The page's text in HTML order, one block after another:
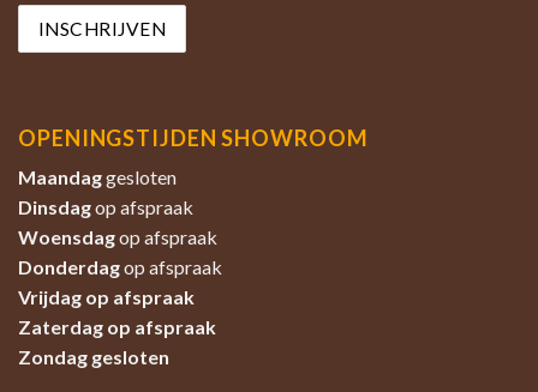
OPENINGSTIJDEN SHOWROOM
Maandaggesloten
Dinsdagop afspraak
Woensdagop afspraak
Donderdagop afspraak
Vrijdag op afspraak
Zaterdag op afspraak
Zondag gesloten